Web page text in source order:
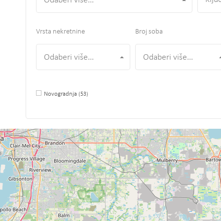
Vrsta nekretnine
Odaberi više...
Broj soba
Odaberi više...
Novogradnja (53)